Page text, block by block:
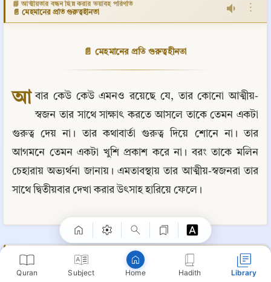
Quran Subject Home Hadith Library
📘 আত্মীয়তার বন্ধন ছিন্ন করার ভয়াবহ পরিণতি
📄 মেহমানের প্রতি গুরুত্বহীনতা ⋮
📄 মেহমানের প্রতি গুরুত্বহীনতা
আ বার কেউ কেউ এমনও রয়েছে যে, তার কোনো আত্মীয়-
স্বজন তার সাথে সাক্ষাৎ করতে আসলে তাকে তেমন একটা
গুরুত্ব দেয় না। তার কথাবার্তা গুরুত্ব দিয়ে শোনে না। তার
আগমনে তেমন একটা খুশি প্রকাশ করে না। বরং তাকে মলিন
চেহারায় অভ্যর্থনা জানায়। এমতাবস্থায় তার আত্মীয়-স্বজনরা তার
সাথে দ্বিতীয়বার দেখা করার উৎসাহ হারিয়ে ফেলে।
📘 আত্মীয়তার বন্ধন ছিন্ন করার ভয়াবহ পরিণতি
📄 অত্যধিক কার্পণ্য
Copy